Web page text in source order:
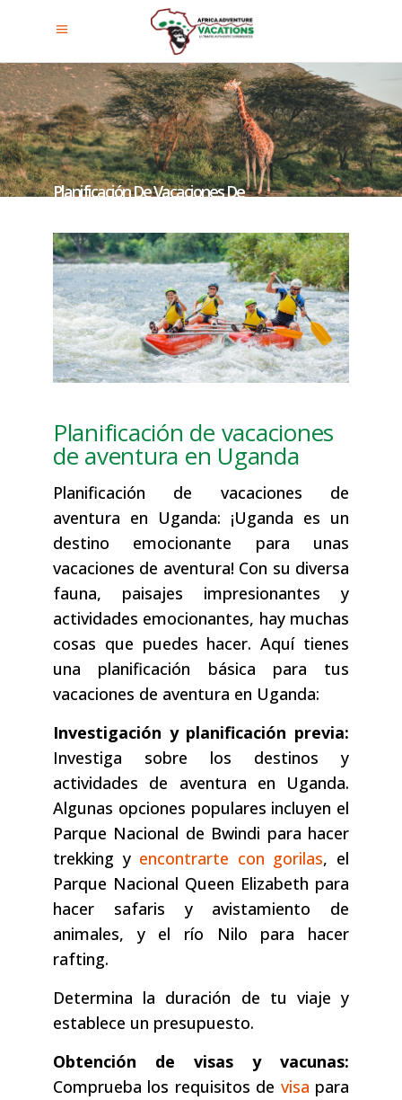
Planificación De Vacaciones De
Aventura En Uganda
Planificación de vacaciones
de aventura en Uganda
Planificación de vacaciones de
aventura en Uganda: ¡Uganda es un
destino emocionante para unas
vacaciones de aventura! Con su diversa
fauna, paisajes impresionantes y
actividades emocionantes, hay muchas
cosas que puedes hacer. Aquí tienes
una planificación básica para tus
vacaciones de aventura en Uganda:
Investigación y planificación previa:
Investiga sobre los destinos y
actividades de aventura en Uganda.
Algunas opciones populares incluyen el
Parque Nacional de Bwindi para hacer
trekking y encontrarte con gorilas, el
Parque Nacional Queen Elizabeth para
hacer safaris y avistamiento de
animales, y el río Nilo para hacer
rafting.
Determina la duración de tu viaje y
establece un presupuesto.
Obtención de visas y vacunas:
Comprueba los requisitos de visa para